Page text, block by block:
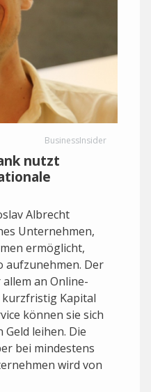
BusinessInsider
nutzt
Albrecht
Unternehmen,
ermöglicht,
aufzunehmen. Der
an Online-
kurzfristig Kapital
können sie sich
leihen. Die
bei mindestens
wird von